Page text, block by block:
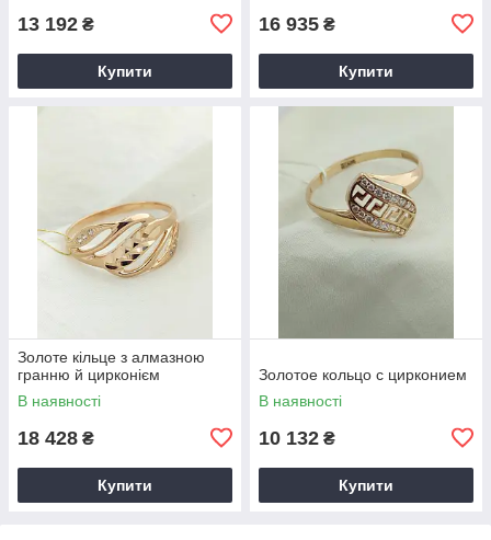
13 192 ₴
Купити
16 935 ₴
Купити
Золоте кільце з алмазною
гранню й цирконієм
В наявності
18 428 ₴
Купити
Золотое кольцо с цирконием
В наявності
10 132 ₴
Купити